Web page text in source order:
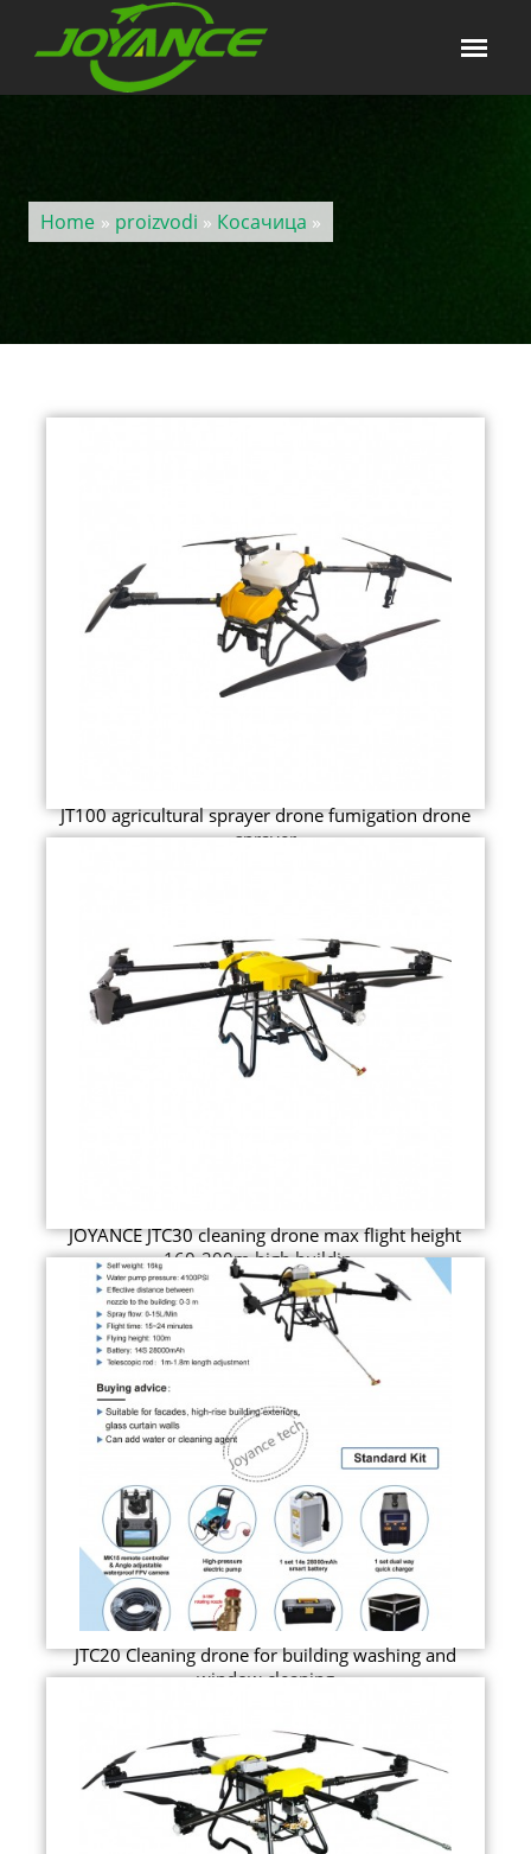
Home » proizvodi » Косачица »
JT100 agricultural sprayer drone fumigation drone
sprayer
JOYANCE JTC30 cleaning drone max flight height
160-200m high buildin...
JTC20 Cleaning drone for building washing and
window cleaning